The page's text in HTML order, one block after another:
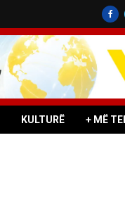
KULTURË + MË